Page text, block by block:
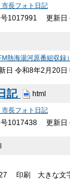
長フォト日記
1017991 更新
熱海湯河原番組収録）
日 令和8年2月20
記 html
長フォト日記
1017438 更新
印刷 大きな文